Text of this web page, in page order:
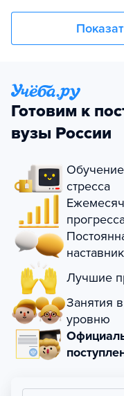
Готовим к
вузы России
стресса
Лучшие
Занятия
уровню